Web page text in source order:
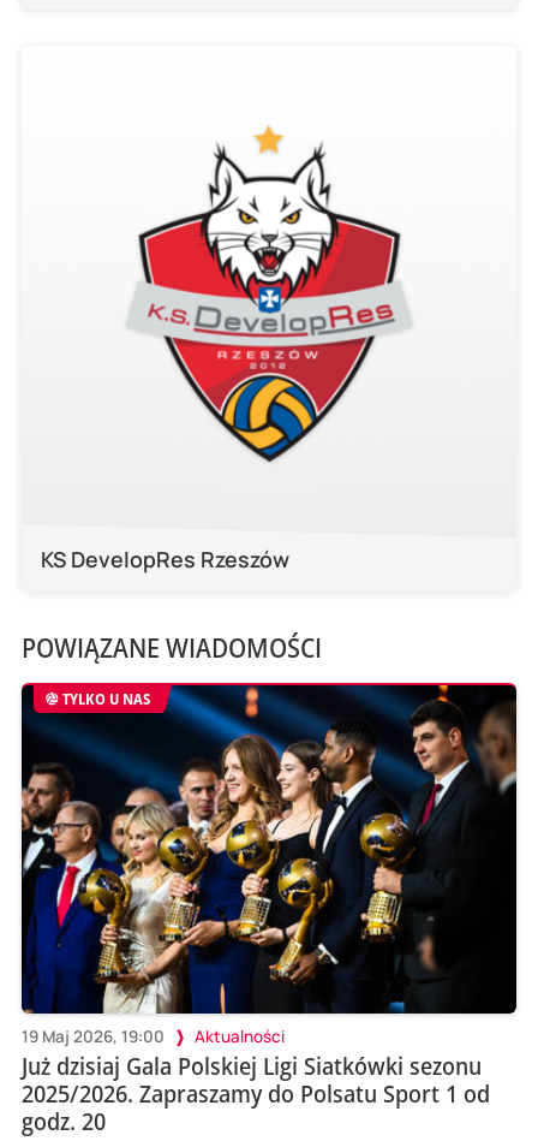
KS DevelopRes Rzeszów
POWIĄZANE WIADOMOŚCI
TYLKO U NAS
19 Maj 2026, 19:00 Aktualności
Już dzisiaj Gala Polskiej Ligi Siatkówki sezonu
2025/2026. Zapraszamy do Polsatu Sport 1 od
godz. 20